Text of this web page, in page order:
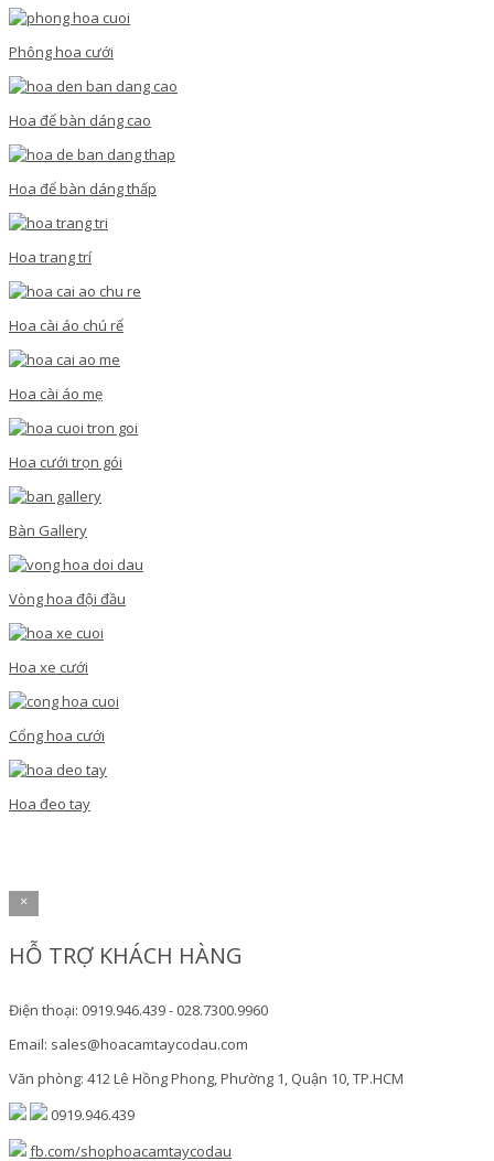
Phông hoa cưới
Hoa để bàn dáng cao
Hoa để bàn dáng thấp
Hoa trang trí
Hoa cài áo chú rể
Hoa cài áo mẹ
Hoa cưới trọn gói
Bàn Gallery
Vòng hoa đội đầu
Hoa xe cưới
Cổng hoa cưới
Hoa đeo tay
×
HỖ TRỢ KHÁCH HÀNG
Điện thoại: 0919.946.439 - 028.7300.9960
Email: sales@hoacamtaycodau.com
Văn phòng: 412 Lê Hồng Phong, Phường 1, Quận 10, TP.HCM
0919.946.439
fb.com/shophoacamtaycodau